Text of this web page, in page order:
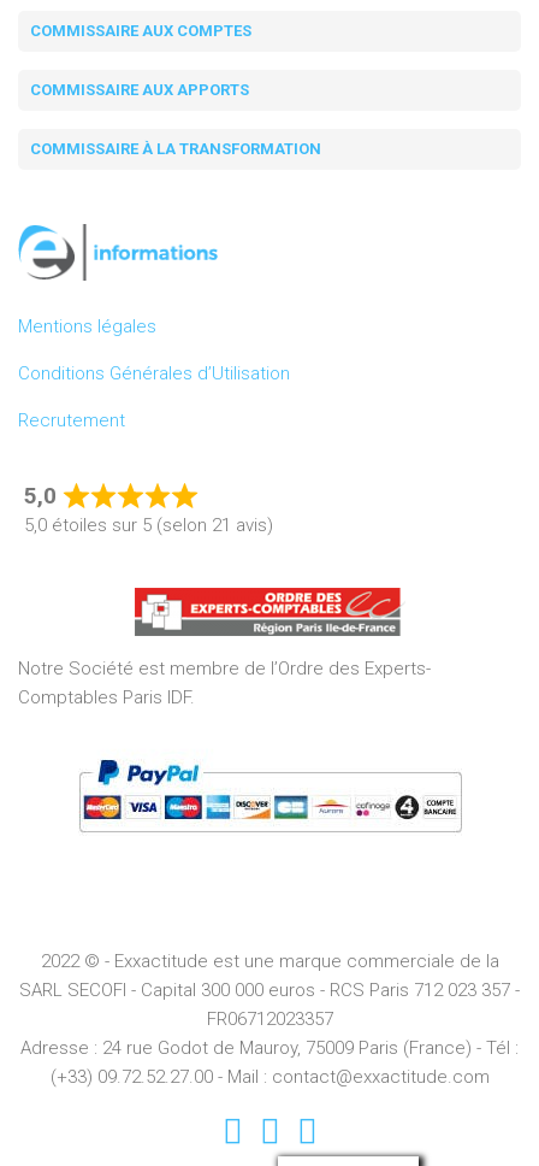
COMMISSAIRE AUX COMPTES
COMMISSAIRE AUX APPORTS
COMMISSAIRE À LA TRANSFORMATION
Mentions légales
Conditions Générales d’Utilisation
Recrutement
5,0
Rated
5,0
of
5
5,0 étoiles sur 5 (selon 21 avis)
Notre Société est membre de l’Ordre des Experts-
Comptables Paris IDF.
2022 © - Exxactitude est une marque commerciale de la
SARL SECOFI - Capital 300 000 euros - RCS Paris 712 023 357 -
FR06712023357
Adresse : 24 rue Godot de Mauroy, 75009 Paris (France) - Tél :
(+33) 09.72.52.27.00 - Mail : contact@exxactitude.com